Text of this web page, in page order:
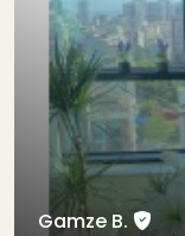
Gamze B.